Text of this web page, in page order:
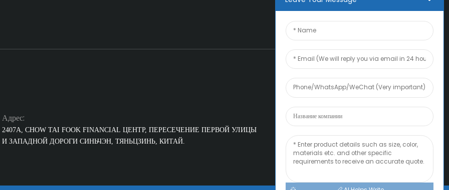
Адрес:
2407A, CHOW TAI FOOK FINANCIAL ЦЕНТР, ПЕРЕСЕЧЕНИЕ ПЕРВОЙ УЛИЦЫ
И ЗАПАДНОЙ ДОРОГИ СИНЬЧЭН, ТЯНЬЦЗИНЬ, КИТАЙ.